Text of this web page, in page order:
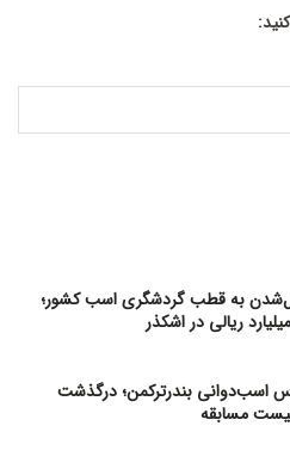
به قطب گردشگری اسب کشور؛
اسب‌دوانی بندرترکمن؛ درگذشت
مسابقه